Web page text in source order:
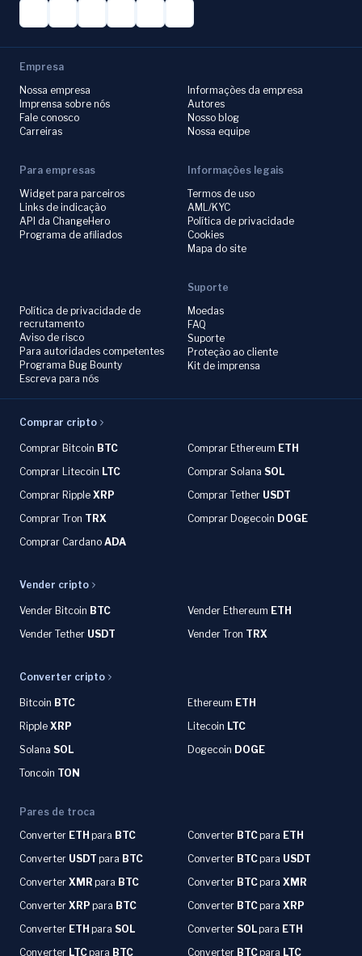
Empresa
Nossa empresa
Imprensa sobre nós
Fale conosco
Carreiras
Informações da empresa
Autores
Nosso blog
Nossa equipe
Para empresas
Widget para parceiros
Links de indicação
API da ChangeHero
Programa de afiliados
Informações legais
Termos de uso
AML/KYC
Política de privacidade
Cookies
Mapa do site
Política de privacidade de
recrutamento
Aviso de risco
Para autoridades competentes
Programa Bug Bounty
Escreva para nós
Suporte
Moedas
FAQ
Suporte
Proteção ao cliente
Kit de imprensa
Comprar cripto
Comprar Bitcoin BTC Comprar Ethereum ETH
Comprar Litecoin LTC Comprar Solana SOL
Comprar Ripple XRP Comprar Tether USDT
Comprar Tron TRX Comprar Dogecoin DOGE
Comprar Cardano ADA
Vender cripto
Vender Bitcoin BTC Vender Ethereum ETH
Vender Tether USDT Vender Tron TRX
Converter cripto
Bitcoin BTC Ethereum ETH
Ripple XRP Litecoin LTC
Solana SOL Dogecoin DOGE
Toncoin TON
Pares de troca
Converter ETH para BTC Converter BTCpara ETH
Converter USDT para BTC Converter BTCpara USDT
Converter XMR para BTC Converter BTCpara XMR
Converter XRP para BTC Converter BTCpara XRP
Converter ETH para SOL Converter SOLpara ETH
Converter LTCpara BTC Converter BTCpara LTC